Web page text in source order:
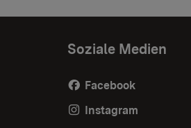
Soziale Medien
Facebook
Instagram